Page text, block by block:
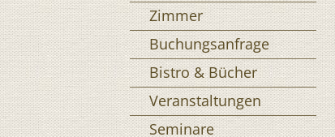
Zimmer
Buchungsanfrage
Bistro & Bücher
Veranstaltungen
Seminare